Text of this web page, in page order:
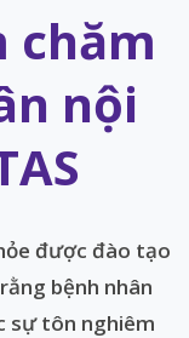
chăm
nội
được đào tạo
bệnh nhân
sự tôn nghiêm